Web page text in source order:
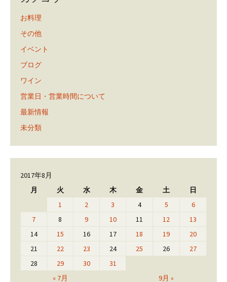
お料理
その他
イベント
ブログ
ワイン
営業日・営業時間について
最新情報
未分類
2017年8月
月
火 水 木 金 土 日
« 7月 9月 »
1 2 3 4 5
6
7
8 9 10 11 12
13
14
15 16 17 18 19
20
21
22 23 24 25 26
27
28
29 30 31